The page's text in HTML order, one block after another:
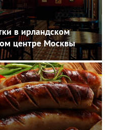
в ирландском
центре Москвы